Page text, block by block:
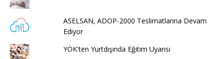
ASELSAN, ADOP-2000 Teslimatlarına Devam
Ediyor
YÖK'ten Yurtdışında Eğitim Uyarısı